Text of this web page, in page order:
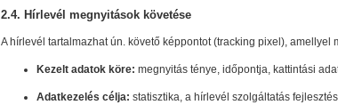
2.4. Hírlevél megnyitások követése
A hírlevél tartalmazhat ún. követő képpontot (tracking pixel), amellyel
Kezelt adatok köre: megnyitás ténye, időpontja, kattintási
Adatkezelés célja: statisztika, a hírlevél szolgáltatás